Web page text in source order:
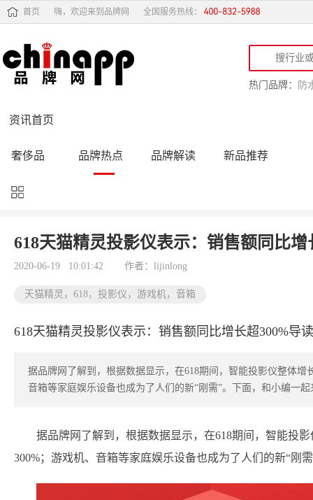
首页 嗨，欢迎来到品牌网 全国服务热线：
热门品牌： 防
资讯首页
奢侈品 品牌热点 品牌解读 新品推荐
品牌黑榜
品牌导购 专家点评 精彩点评
618天猫精灵投影仪表示：销售额同比增
2020-06-19 10:01:42 作者：lijinlong
天猫精灵，618，投影仪，游戏机，音箱
618天猫精灵投影仪表示：销售额同比增长超300%导
据品牌网了解到，根据数据显示，在618期间，智能投影仪整体
音箱等家庭娱乐设备也成为了人们的新“刚需”。下面，和小编一
据品牌网了解到，根据数据显示，在618期间，智能投
300%；游戏机、音箱等家庭娱乐设备也成为了人们的新“刚